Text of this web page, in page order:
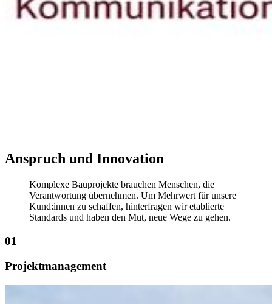
Anspruch und Innovation
Komplexe Bauprojekte brauchen Menschen, die
Verantwortung übernehmen. Um Mehrwert für unsere
Kund:innen zu schaffen, hinterfragen wir etablierte
Standards und haben den Mut, neue Wege zu gehen.
01
Projektmanagement